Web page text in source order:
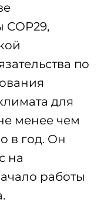
по
для
менее чем
в год. Он
на
работы